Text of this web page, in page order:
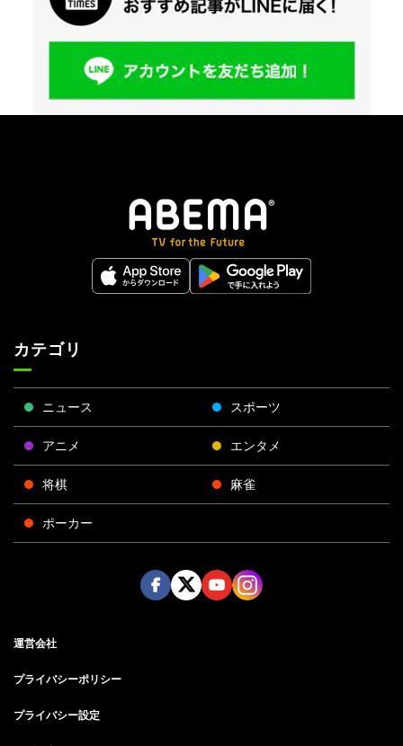
カテゴリ
ニュース スポーツ
アニメ エンタメ
将棋 麻雀
ポーカー
運営会社
プライバシーポリシー
プライバシー設定